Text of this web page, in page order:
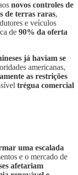
novos controles de
de terras raras,
e veículos
de 90% da oferta
já haviam se
americanas,
as restrições
trégua comercial
uma escalada
e o mercado de
afetariam